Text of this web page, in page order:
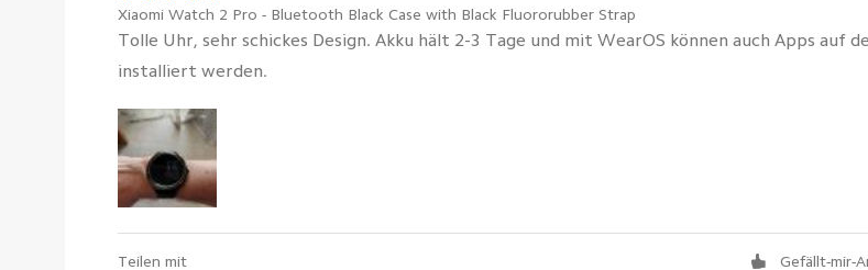
Xiaomi Watch 2 Pro - Bluetooth Black Case with Black Fluororubber Strap
Tolle Uhr, sehr schickes Design. Akku hält 2-3 Tage und mit WearOS können auch Apps auf
installiert werden.
Teilen mit Gefällt-mir-